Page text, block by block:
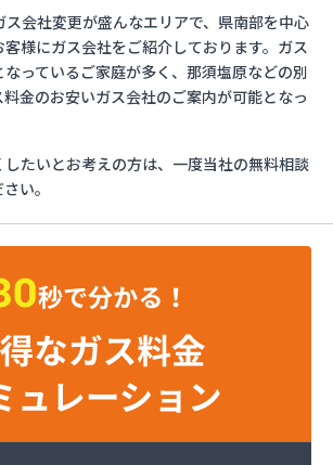
式会社 宇都宮営業所
パンガス
社 大田原店
式会社
社プロパンガス
有限会社
社 一里販売所
社一里販売所
社 藤岡営業所
サポート LPガス総合センター
サポート じゃすぽーと真岡SS
ルサポート 県東支店
会社変更が盛んなエリアで、県南部を中心
様にガス会社をご紹介しております。ガス
っているご家庭が多く、那須塩原などの別
金のお安いガス会社のご案内が可能となっ
たいとお考えの方は、一度当社の無料相談
い。